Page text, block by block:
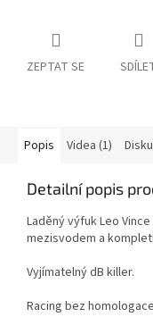
ZEPTAT SE
Popis Videa (1)
Detailní popis
Laděný výfuk Leo
mezisvodem a
Vyjímatelný dB killer.
Racing bez